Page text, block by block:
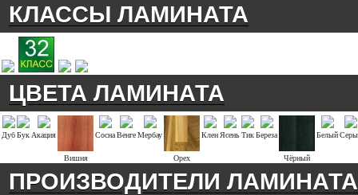
КЛАССЫ ЛАМИНАТА
ЦВЕТА ЛАМИНАТА
ДубБук Акация
Вишня
СоснаВенгеМербау
Орех
Клен ЯсеньТикБереза
Чёрный
Белый
ПРОИЗВОДИТЕЛИ ЛАМИНАТА